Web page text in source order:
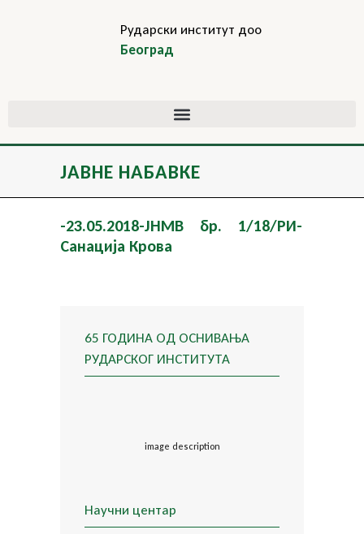
Рударски институт доо
Београд
ЈАВНЕ НАБАВКЕ
-23.05.2018-ЈНМВ бр. 1/18/РИ-
Санација Крова
65 ГОДИНА ОД ОСНИВАЊА
РУДАРСКОГ ИНСТИТУТА
image description
Научни центар